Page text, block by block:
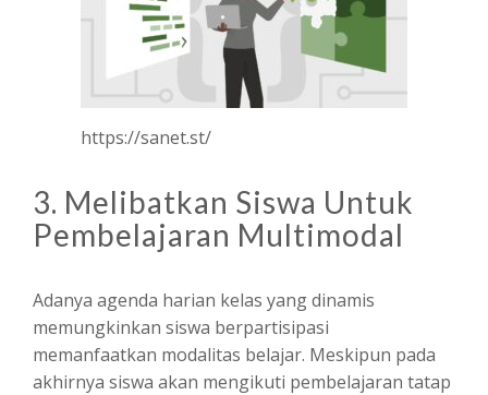
https://sanet.st/
3. Melibatkan Siswa Untuk
Pembelajaran Multimodal
Adanya agenda harian kelas yang dinamis
memungkinkan siswa berpartisipasi
memanfaatkan modalitas belajar. Meskipun pada
akhirnya siswa akan mengikuti pembelajaran tatap